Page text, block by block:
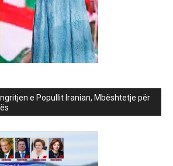
e Popullit Iranian, Mbështetje për